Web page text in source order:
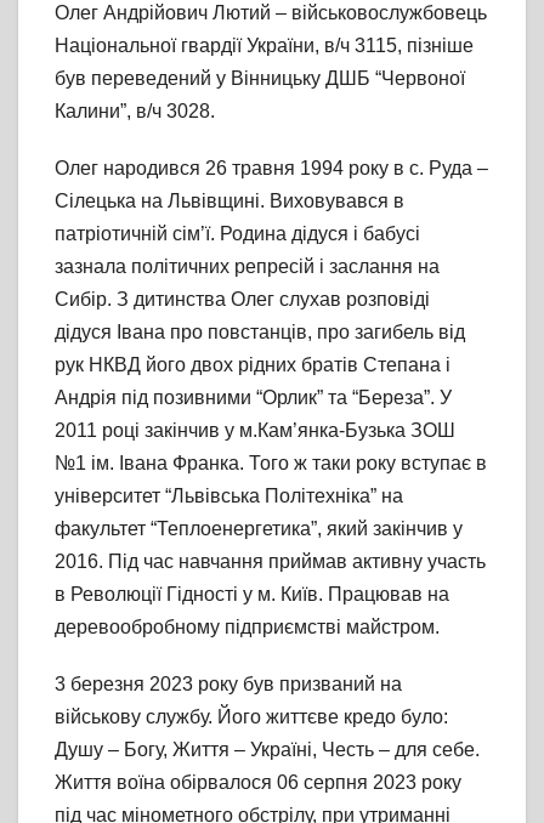
Олег Андрійович Лютий – військовослужбовець
Національної гвардії України, в/ч 3115, пізніше
був переведений у Вінницьку ДШБ “Червоної
Калини”, в/ч 3028.
Олег народився 26 травня 1994 року в с. Руда –
Сілецька на Львівщині. Виховувався в
патріотичній сім’ї. Родина дідуся і бабусі
зазнала політичних репресій і заслання на
Сибір. З дитинства Олег слухав розповіді
дідуся Івана про повстанців, про загибель від
рук НКВД його двох рідних братів Степана і
Андрія під позивними “Орлик” та “Береза”. У
2011 році закінчив у м.Кам’янка-Бузька ЗОШ
№1 ім. Івана Франка. Того ж таки року вступає в
університет “Львівська Політехніка” на
факультет “Теплоенергетика”, який закінчив у
2016. Під час навчання приймав активну участь
в Революції Гідності у м. Київ. Працював на
деревообробному підприємстві майстром.
3 березня 2023 року був призваний на
військову службу. Його життєве кредо було:
Душу – Богу, Життя – Україні, Честь – для себе.
Життя воїна обірвалося 06 серпня 2023 року
під час мінометного обстрілу, при утриманні